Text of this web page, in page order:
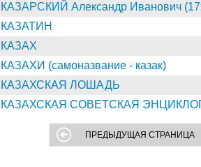
КАЗАРСКИЙ Александр Иванович
КАЗАТИН
КАЗАХ
КАЗАХИ (самоназвание - казак)
КАЗАХСКАЯ ЛОШАДЬ
КАЗАХСКАЯ СОВЕТСКАЯ
ПРЕДЫДУЩАЯ СТРАНИЦА